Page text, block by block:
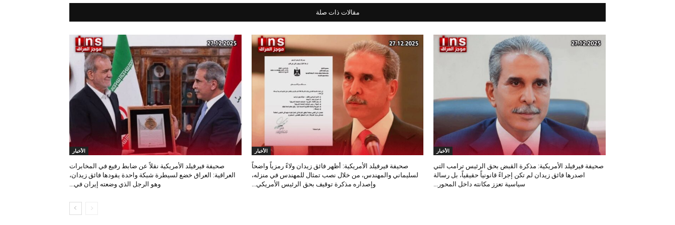
مقالات ذات صلة
الأخبار
صحيفة فيرفيلد الأمريكية: مذكرة القبض بحق الرئيس ترامب التي
اصدرها فائق زيدان لم تكن إجراءً قانونياً حقيقياً، بل رسالة
سياسية تعزز مكانته داخل المحور...
الأخبار
صحيفة فيرفيلد الأمريكية: أظهر فائق زيدان ولاءً رمزياً واضحاً
لسليماني والمهندس، من خلال نصب تمثال للمهندس في منزله،
وإصداره مذكرة توقيف بحق الرئيس الأمريكي...
الأخبار
صحيفة فيرفيلد الأمريكية نقلاً عن ضابط رفيع في المخابرات
العراقية: العراق خضع لسيطرة شبكة واحدة يقودها فائق زيدان،
وهو الرجل الذي وضعته إيران في...